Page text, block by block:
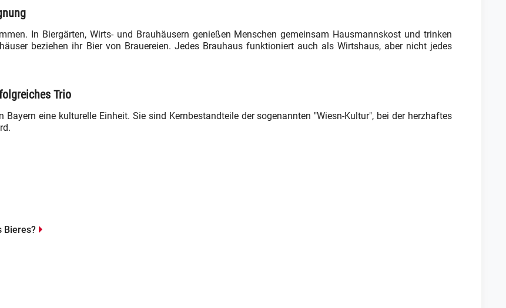
In Biergärten, Wirts- und Brauhäusern genießen Menschen gemeinsam Hausmannskost und trinken
beziehen ihr Bier von Brauereien. Jedes Brauhaus funktioniert auch als Wirtshaus, aber nicht jedes
Trio
eine kulturelle Einheit. Sie sind Kernbestandteile der sogenannten "Wiesn-Kultur", bei der herzhaftes
Bieres?